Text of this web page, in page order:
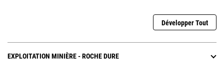
Développer Tout
EXPLOITATION MINIÈRE - ROCHE DURE